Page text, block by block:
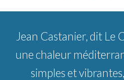
Jean Castanier, dit Le
une chaleur
simples et